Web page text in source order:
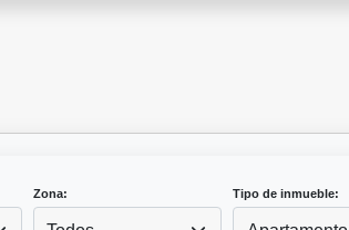
Zona: Tipo de inmueble: